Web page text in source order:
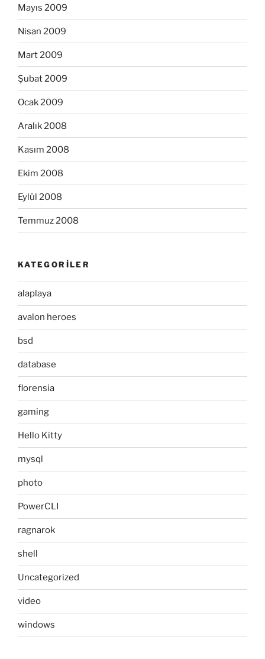
Mayıs 2009
Nisan 2009
Mart 2009
Şubat 2009
Ocak 2009
Aralık 2008
Kasım 2008
Ekim 2008
Eylül 2008
Temmuz 2008
KATEGORILER
alaplaya
avalon heroes
bsd
database
florensia
gaming
Hello Kitty
mysql
photo
PowerCLI
ragnarok
shell
Uncategorized
video
windows